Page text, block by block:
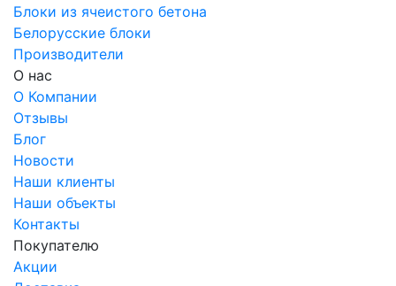
Блоки из ячеистого бетона
Белорусские блоки
Производители
О нас
О Компании
Отзывы
Блог
Новости
Наши клиенты
Наши объекты
Контакты
Покупателю
Акции